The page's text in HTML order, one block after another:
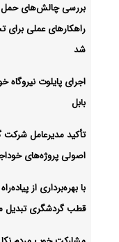
بررسی چالش‌های حمل
راهکارهای عملی برای
شد
اجرای پایلوت نیروگاه
بابل
تأکید مدیرعامل شرکت
اصولی پروژه‌های
با بهره‌برداری از
قطب گردشگری تبدیل